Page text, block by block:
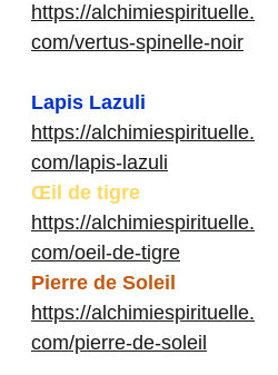
https://alchimiespirituelle.
com/vertus-spinelle-noir
Lapis Lazuli
https://alchimiespirituelle.
com/lapis-lazuli
Œil de tigre
https://alchimiespirituelle.
com/oeil-de-tigre
Pierre de Soleil
https://alchimiespirituelle.
com/pierre-de-soleil